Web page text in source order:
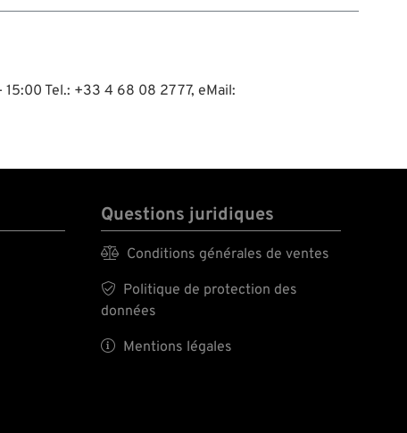
Tel.: +33 4 68 08 27 77, eMail:
Questions juridiques
 Conditions générales de ventes

Politique de protection des
données
 Mentions légales